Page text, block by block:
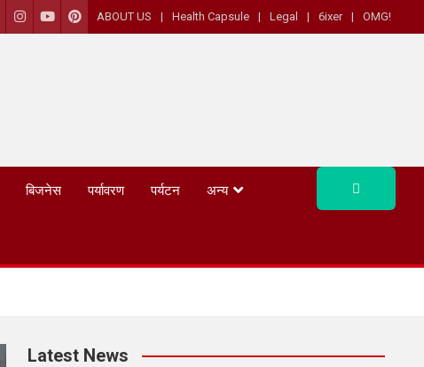
ABOUT US Health Capsule Legal 6ixer OMG!
बिजनेस पर्यावरण पर्यटन अन्य
Latest News